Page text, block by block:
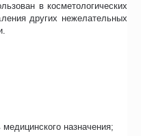
в косметологических
других нежелательных
назначения;